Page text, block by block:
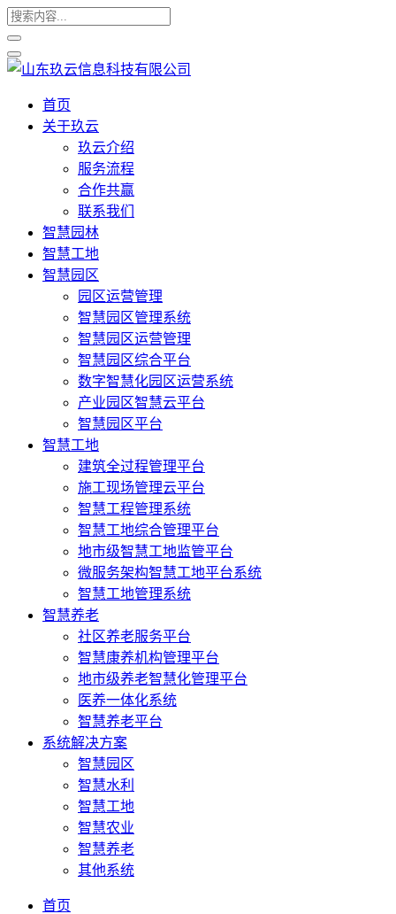
首页
关于玖云
玖云介绍
服务流程
合作共赢
联系我们
智慧园林
智慧工地
智慧园区
园区运营管理
智慧园区管理系统
智慧园区运营管理
智慧园区综合平台
数字智慧化园区运营系统
产业园区智慧云平台
智慧园区平台
智慧工地
建筑全过程管理平台
施工现场管理云平台
智慧工程管理系统
智慧工地综合管理平台
地市级智慧工地监管平台
微服务架构智慧工地平台系统
智慧工地管理系统
智慧养老
社区养老服务平台
智慧康养机构管理平台
地市级养老智慧化管理平台
医养一体化系统
智慧养老平台
系统解决方案
智慧园区
智慧水利
智慧工地
智慧农业
智慧养老
其他系统
首页